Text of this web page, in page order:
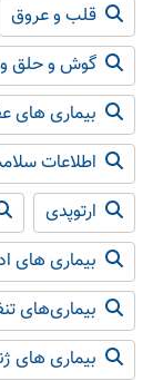
قلب و عروق
گوش و حلق و
بیماری های
اطلاعات
ارتوپدی
بیماری های
بیماری‌های
بیماری های